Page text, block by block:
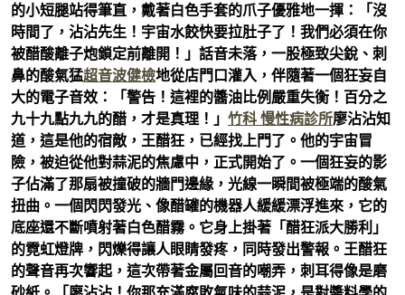
的小短腿站得筆直，戴著白色手套的爪子優雅地一揮：「沒
時間了，沾沾先生！宇宙水餃快要拉肚子了！我們必須在你
被醋酸離子炮鎖定前離開！」話音未落，一股極致尖銳、刺
鼻的酸氣猛超音波健檢地從店門口灌入，伴隨著一個狂妄自
大的電子音效：「警告！這裡的醬油比例嚴重失衡！百分之
九十九點九九的醋，才是真理！」 竹科 慢性病診所廖沾沾知
道，這是他的宿敵，王醋狂，已經找上門了。他的宇宙冒
險，被迫從他對蒜泥的焦慮中，正式開始了。一個狂妄的影
子佔滿了那扇被撞破的牆門邊緣，光線一瞬間被極端的酸氣
扭曲。一個閃閃發光、像醋罐的機器人緩緩漂浮進來，它的
底座還不斷噴射著白色醋霧。它身上掛著「醋狂派大勝利」
的霓虹燈牌，閃爍得讓人眼睛發疼，同時發出警報。王醋狂
的聲音再次響起，這次帶著金屬回音的嘲弄，刺耳得像是磨